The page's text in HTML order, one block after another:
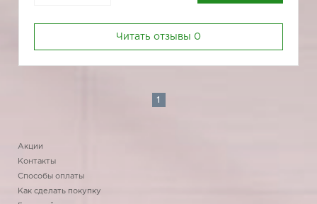
Читать отзывы 0
1
Акции
Контакты
Способы оплаты
Как сделать покупку